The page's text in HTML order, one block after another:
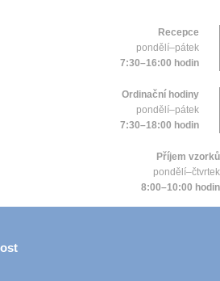
Recepce
pondělí–pátek
7:30–16:00 hodin
Ordinační hodiny
pondělí–pátek
7:30–18:00 hodin
Příjem vzorků
pondělí–čtvrtek
8:00–10:00 hodin